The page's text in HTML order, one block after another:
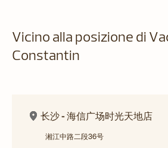
Vicino alla posizione di
Constantin
长沙 - 海信广场时光天地店
湘江中路二段36号